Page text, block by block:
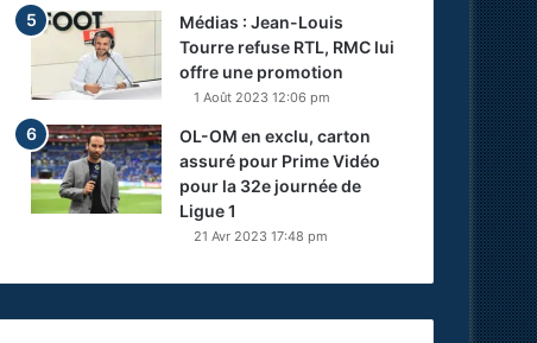
Médias : Jean-Louis
Tourre refuse RTL, RMC lui
offre une promotion
1 Août 2023 12:06 pm
OL-OM en exclu, carton
assuré pour Prime Vidéo
pour la 32e journée de
Ligue 1
21 Avr 2023 17:48 pm